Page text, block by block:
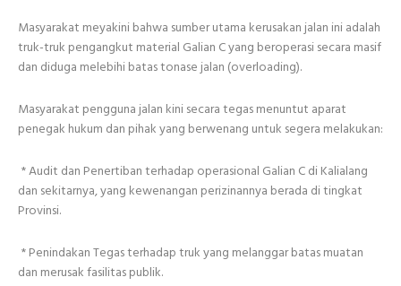
Masyarakat meyakini bahwa sumber utama kerusakan jalan ini adalah
truk-truk pengangkut material Galian C yang beroperasi secara masif
dan diduga melebihi batas tonase jalan (overloading).
Masyarakat pengguna jalan kini secara tegas menuntut aparat
penegak hukum dan pihak yang berwenang untuk segera melakukan:
* Audit dan Penertiban terhadap operasional Galian C di Kalialang
dan sekitarnya, yang kewenangan perizinannya berada di tingkat
Provinsi.
* Penindakan Tegas terhadap truk yang melanggar batas muatan
dan merusak fasilitas publik.